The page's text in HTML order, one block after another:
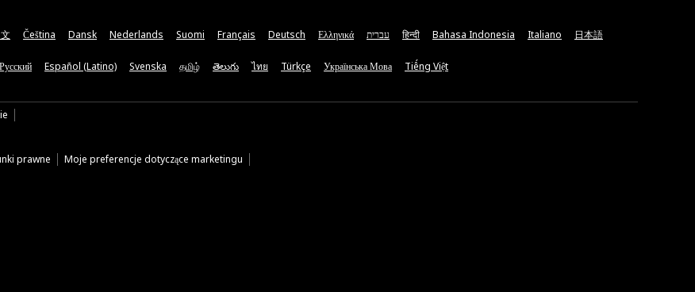
Čeština Dansk Nederlands Suomi Français Deutsch Ελληνικά עברית हिन्दी Bahasa Indonesia Italiano 日本語
Русский Español (Latino) Svenska தமிழ் తెలుగు ไทย Türkçe Українська Мова Tiếng Việt
prawne Moje preferencje dotyczące marketingu